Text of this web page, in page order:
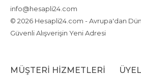
info@hesapli24.com
© 2026 Hesapli24.com - Avrupa'dan
Güvenli Alışverişin Yeni Adresi
MÜŞTERI HIZMETLERI